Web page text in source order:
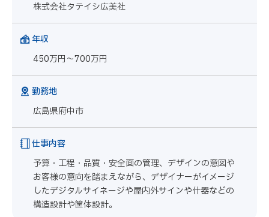
株式会社タテイシ広美社
年収
450万円～700万円
勤務地
広島県府中市
仕事内容
予算・工程・品質・安全面の管理、デザインの意図や
お客様の意向を踏まえながら、デザイナーがイメージ
したデジタルサイネージや屋内外サインや什器などの
構造設計や筐体設計。